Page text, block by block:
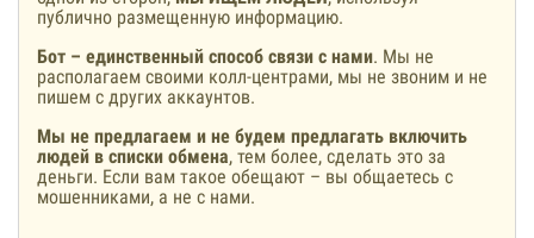
публично размещенную информацию.
Бот – единственный способ связи с нами. Мы не
располагаем своими колл-центрами, мы не звоним и не
пишем с других аккаунтов.
Мы не предлагаем и не будем предлагать включить
людей в списки обмена, тем более, сделать это за
деньги. Если вам такое обещают – вы общаетесь с
мошенниками, а не с нами.